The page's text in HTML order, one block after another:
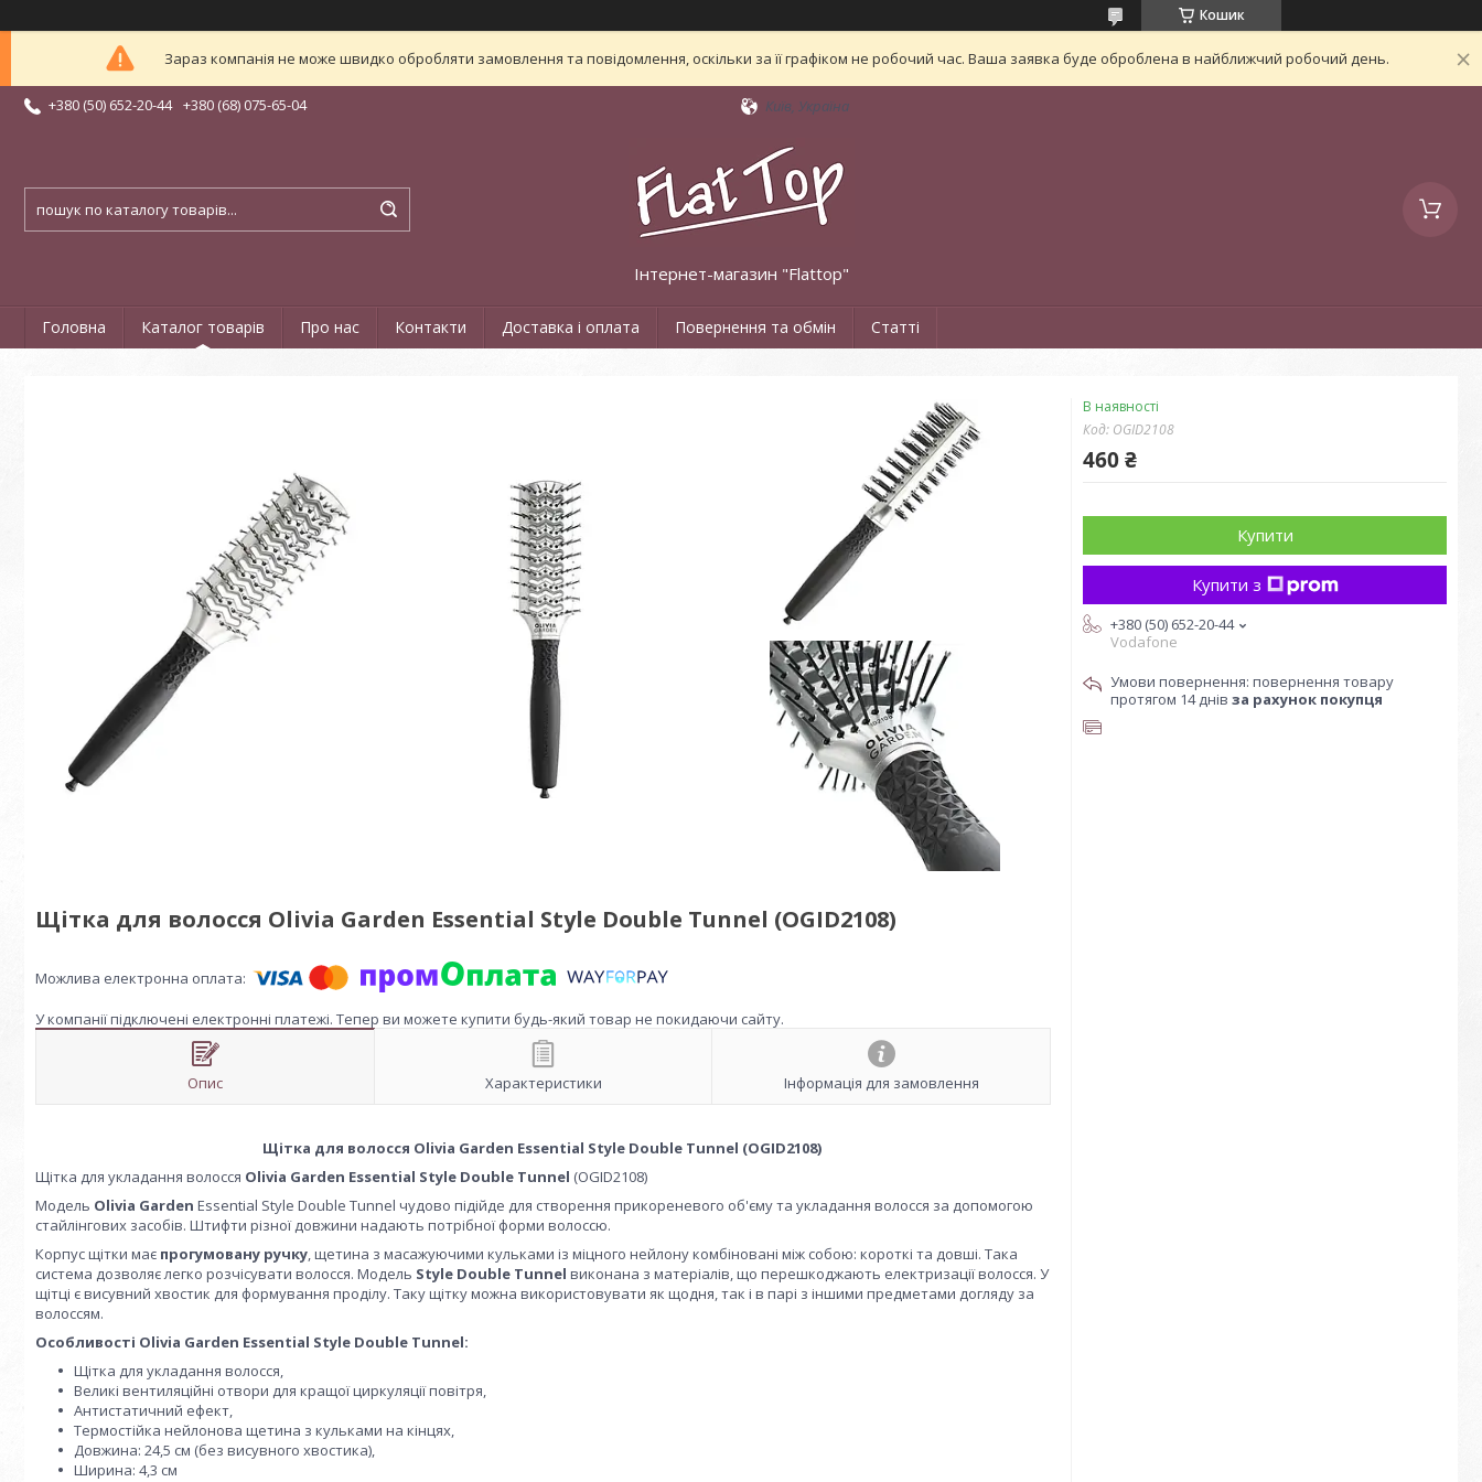
Кошик
Зараз компанія не може швидко обробляти замовлення та повідомлення, оскільки за її графіком не робочий час. Ваша заявка буде оброблена в найближчий робочий день.
+380 (50) 652-20-44 +380 (68) 075-65-04 Київ, Україна
Інтернет-магазин "Flattop"
Головна Каталог товарів Про нас Контакти Доставка і оплата Повернення та обмін Статті
Щітка для волосся Olivia Garden Essential Style Double Tunnel (OGID2108)
У компанії підключені електронні платежі. Тепер ви можете купити будь-який товар не покидаючи сайту.
Опис Характеристики Інформація для замовлення
Щітка для волосся Olivia Garden Essential Style Double Tunnel (OGID2108)
Щітка для укладання волосся Olivia Garden Essential Style Double Tunnel (OGID2108)
Модель Olivia Garden Essential Style Double Tunnel чудово підійде для створення прикореневого об'єму та укладання волосся за допомогою
стайлінгових засобів. Штифти різної довжини надають потрібної форми волоссю.
Корпус щітки має прогумовану ручку, щетина з масажуючими кульками із міцного нейлону комбіновані між собою: короткі та довші. Така
система дозволяє легко розчісувати волосся. Модель Style Double Tunnel виконана з матеріалів, що перешкоджають електризації волосся. У
щітці є висувний хвостик для формування проділу. Таку щітку можна використовувати як щодня, так і в парі з іншими предметами догляду за
волоссям.
Особливості Olivia Garden Essential Style Double Tunnel:
Щітка для укладання волосся,
Великі вентиляційні отвори для кращої циркуляції повітря,
Антистатичний ефект,
Термостійка нейлонова щетина з кульками на кінцях,
Довжина: 24,5 см (без висувного хвостика),
Ширина: 4,3 см
В наявності
Код: OGID2108
460 ₴
Купити
Купити з
+380 (50) 652-20-44
Vodafone
повернення товару
протягом 14 днів за рахунок покупця